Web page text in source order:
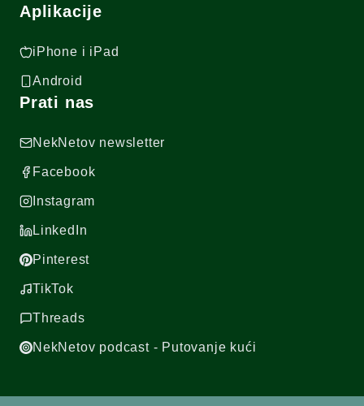
Aplikacije
iPhone i iPad
Android
Prati nas
NekNetov newsletter
Facebook
Instagram
LinkedIn
Pinterest
TikTok
Threads
NekNetov podcast - Putovanje kući